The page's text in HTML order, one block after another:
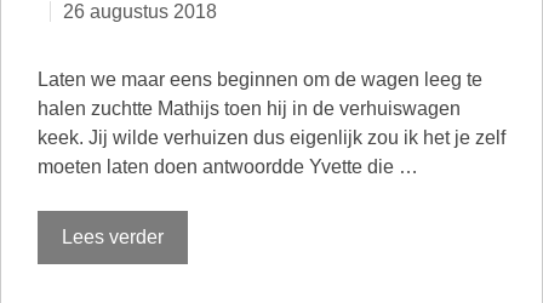
26 augustus 2018
Laten we maar eens beginnen om de wagen leeg te
halen zuchtte Mathijs toen hij in de verhuiswagen
keek. Jij wilde verhuizen dus eigenlijk zou ik het je zelf
moeten laten doen antwoordde Yvette die …
Lees verder